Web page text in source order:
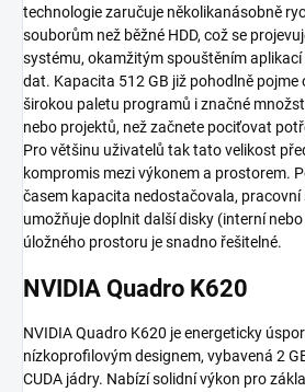
technologie zaručuje několikanásobně
souborům než běžné HDD, což se
systému, okamžitým spouštěním
dat. Kapacita 512 GB již pohodlně pojme
širokou paletu programů i značné
nebo projektů, než začnete pociťovat
Pro většinu uživatelů tak tato velikost
kompromis mezi výkonem a prostorem.
časem kapacita nedostačovala, pracovní
umožňuje doplnit další disky (interní
úložného prostoru je snadno řešitelné.
NVIDIA Quadro K620
NVIDIA Quadro K620 je energeticky
nízkoprofilovým designem, vybavená 2
CUDA jádry. Nabízí solidní výkon pro